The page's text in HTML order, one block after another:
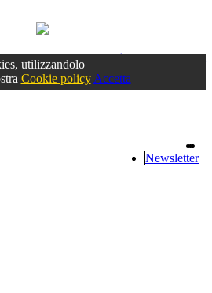
Accedioppure registrati
utilizzandolo
Cookie policy Accetta
Newsletter